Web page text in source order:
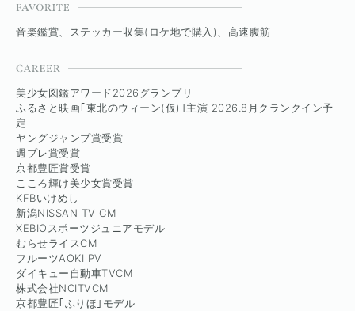
音楽鑑賞、ステッカー収集(ロケ地で購入)、高速腹筋
美少女図鑑アワード2026グランプリ
ふるさと映画｢東北のウィーン(仮)｣主演 2026.8月クランクイン予
定
ヤングジャンプ賞受賞
週プレ賞受賞
京都豊匠賞受賞
こころ輝け美少女賞受賞
KFBいけめし
新潟NISSAN TV CM
XEBIOスポーツジュニアモデル
むらせライスCM
フルーツAOKI PV
ダイキュー自動車TVCM
株式会社NCITVCM
京都豊匠｢ふりほ｣モデル